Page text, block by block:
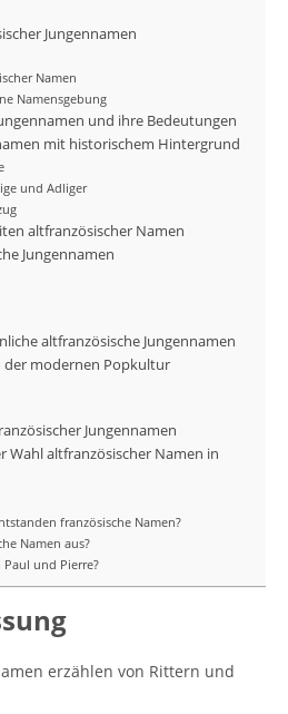
Jungennamen
Namen
Namensgebung
und ihre Bedeutungen
mit historischem Hintergrund
und Adliger
altfranzösischer Namen
Jungennamen
altfranzösische Jungennamen
der modernen Popkultur
Jungennamen
Wahl altfranzösischer Namen in
französische Namen?
Namen aus?
und Pierre?
erzählen von Rittern und